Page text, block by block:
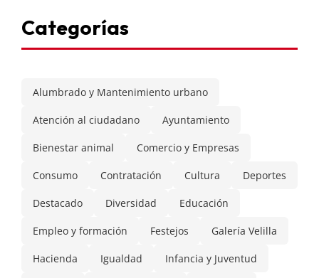
Categorías
Alumbrado y Mantenimiento urbano
Atención al ciudadano Ayuntamiento
Bienestar animal Comercio y Empresas
Consumo Contratación Cultura Deportes
Destacado Diversidad Educación
Empleo y formación Festejos Galería Velilla
Hacienda Igualdad Infancia y Juventud